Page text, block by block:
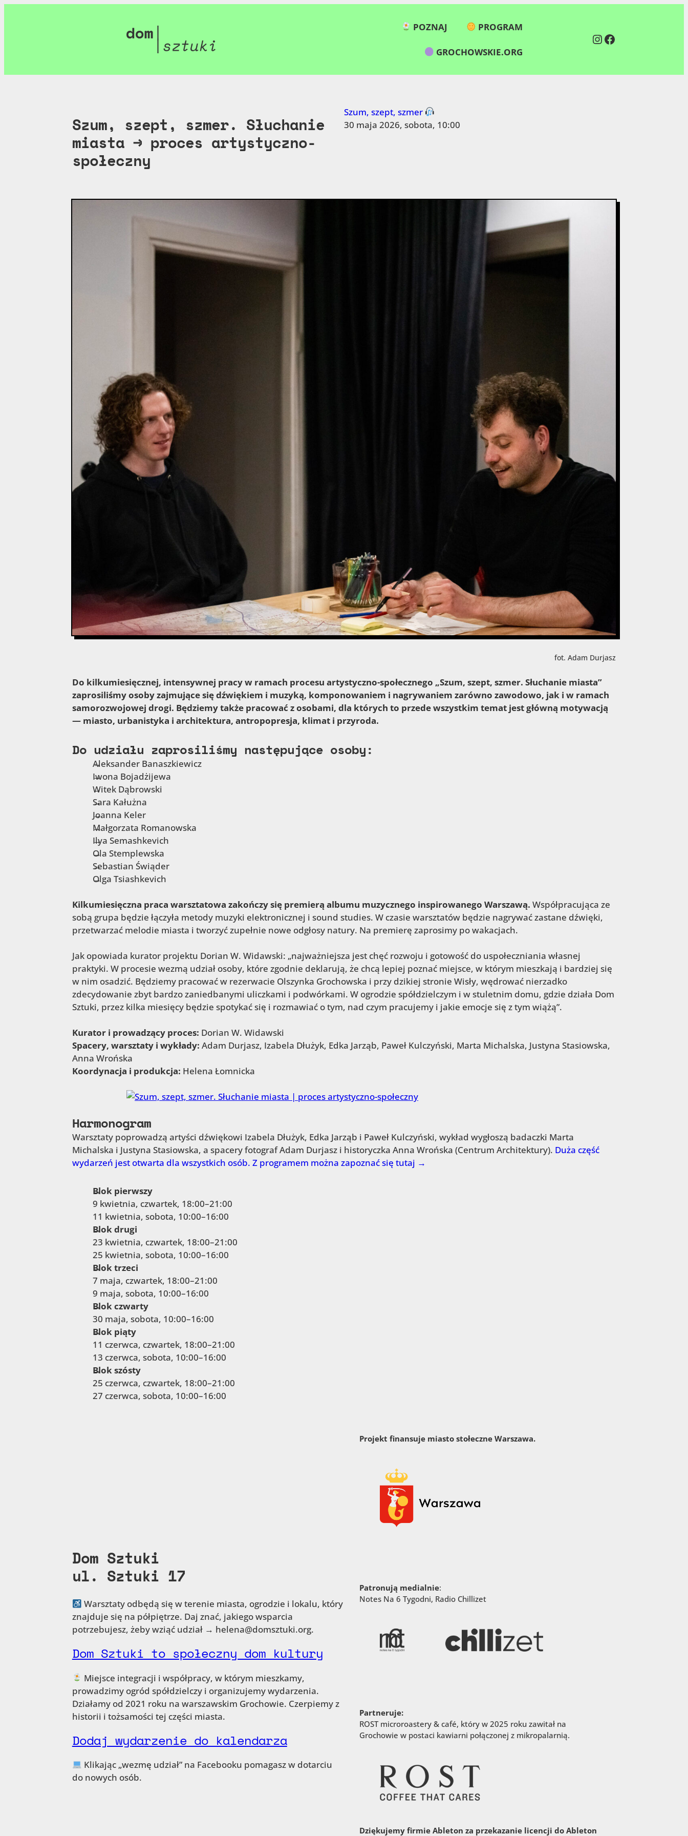
POZNAJ PROGRAM
GROCHOWSKIE.ORG
InstagramFacebook
Szum, szept, szmer. Słuchanie
miasta → proces artystyczno-
społeczny
Szum, szept, szmer
30 maja 2026, sobota, 10:00
fot. Adam Durjasz
Do kilkumiesięcznej, intensywnej pracy w ramach procesu artystyczno-społecznego „Szum, szept, szmer. Słuchanie miasta”
zaprosiliśmy osoby zajmujące się dźwiękiem i muzyką, komponowaniem i nagrywaniem zarówno zawodowo, jak i w ramach
samorozwojowej drogi. Będziemy także pracować z osobami, dla których to przede wszystkim temat jest główną motywacją
— miasto, urbanistyka i architektura, antropopresja, klimat i przyroda.
Do udziału zaprosiliśmy następujące osoby:
Aleksander Banaszkiewicz
Iwona Bojadżijewa
Witek Dąbrowski
Sara Kałużna
Joanna Keler
Małgorzata Romanowska
Ilya Semashkevich
Ola Stemplewska
Sebastian Świąder
Olga Tsiashkevich
Kilkumiesięczna praca warsztatowa zakończy się premierą albumu muzycznego inspirowanego Warszawą. Współpracująca ze
sobą grupa będzie łączyła metody muzyki elektronicznej i sound studies. W czasie warsztatów będzie nagrywać zastane dźwięki,
przetwarzać melodie miasta i tworzyć zupełnie nowe odgłosy natury. Na premierę zaprosimy po wakacjach.
Jak opowiada kurator projektu Dorian W. Widawski: „najważniejsza jest chęć rozwoju i gotowość do uspołeczniania własnej
praktyki. W procesie wezmą udział osoby, które zgodnie deklarują, że chcą lepiej poznać miejsce, w którym mieszkają i bardziej się
w nim osadzić. Będziemy pracować w rezerwacie Olszynka Grochowska i przy dzikiej stronie Wisły, wędrować nierzadko
zdecydowanie zbyt bardzo zaniedbanymi uliczkami i podwórkami. W ogrodzie spółdzielczym i w stuletnim domu, gdzie działa Dom
Sztuki, przez kilka miesięcy będzie spotykać się i rozmawiać o tym, nad czym pracujemy i jakie emocje się z tym wiążą”.
Kurator i prowadzący proces: Dorian W. Widawski
Spacery, warsztaty i wykłady: Adam Durjasz, Izabela Dłużyk, Edka Jarząb, Paweł Kulczyński, Marta Michalska, Justyna Stasiowska,
Anna Wrońska
Koordynacja i produkcja: Helena Łomnicka
Harmonogram
Warsztaty poprowadzą artyści dźwiękowi Izabela Dłużyk, Edka Jarząb i Paweł Kulczyński, wykład wygłoszą badaczki Marta
Michalska i Justyna Stasiowska, a spacery fotograf Adam Durjasz i historyczka Anna Wrońska (Centrum Architektury). Duża część
wydarzeń jest otwarta dla wszystkich osób. Z programem można zapoznać się tutaj →
Blok pierwszy
9 kwietnia, czwartek, 18:00–21:00
11 kwietnia, sobota, 10:00–16:00
Blok drugi
23 kwietnia, czwartek, 18:00–21:00
25 kwietnia, sobota, 10:00–16:00
Blok trzeci
7 maja, czwartek, 18:00–21:00
9 maja, sobota, 10:00–16:00
Blok czwarty
30 maja, sobota, 10:00–16:00
Blok piąty
11 czerwca, czwartek, 18:00–21:00
13 czerwca, sobota, 10:00–16:00
Blok szósty
25 czerwca, czwartek, 18:00–21:00
27 czerwca, sobota, 10:00–16:00
Dom Sztuki
ul. Sztuki 17
Warsztaty odbędą się w terenie miasta, ogrodzie i lokalu, który
znajduje się na półpiętrze. Daj znać, jakiego wsparcia
potrzebujesz, żeby wziąć udział → helena@domsztuki.org.
Dom Sztuki to społeczny dom kultury
Miejsce integracji i współpracy, w którym mieszkamy,
prowadzimy ogród spółdzielczy i organizujemy wydarzenia.
Działamy od 2021 roku na warszawskim Grochowie. Czerpiemy z
historii i tożsamości tej części miasta.
Dodaj wydarzenie do kalendarza
Klikając „wezmę udział” na Facebooku pomagasz w dotarciu
do nowych osób.
Projekt finansuje miasto stołeczne Warszawa.
Patronują medialnie:
Notes Na 6 Tygodni, Radio Chillizet
Partneruje:
ROST microroastery & café, który w 2025 roku zawitał na
Grochowie w postaci kawiarni połączonej z mikropalarnią.
Dziękujemy firmie Ableton za przekazanie licencji do Ableton